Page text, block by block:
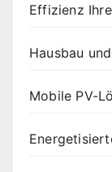
Effizienz
Hausbau
Mobile PV-